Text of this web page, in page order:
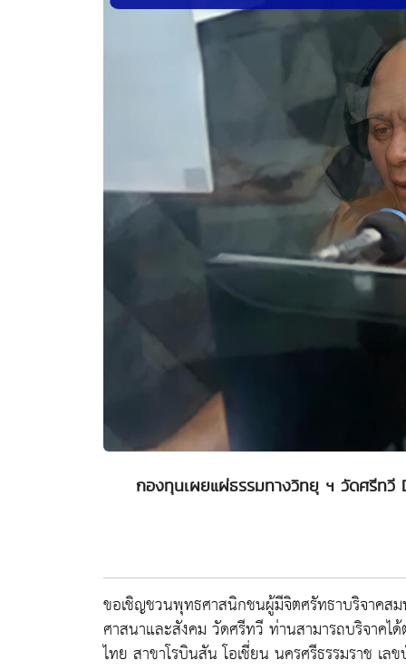
กองทุนเผยแผ่ธรรมทางวิทยุ ฯ วัดศรีทวี
ขอเชิญชวนพุทธศาสนิกชนผู้มีจิตศรัทธาบริจาค
ศาสนาและสังคม วัดศรีทวี ท่านสามารถบริจาค
ไทย สาขาโรบินสัน โอเชี่ยน นครศรีธรรมรา